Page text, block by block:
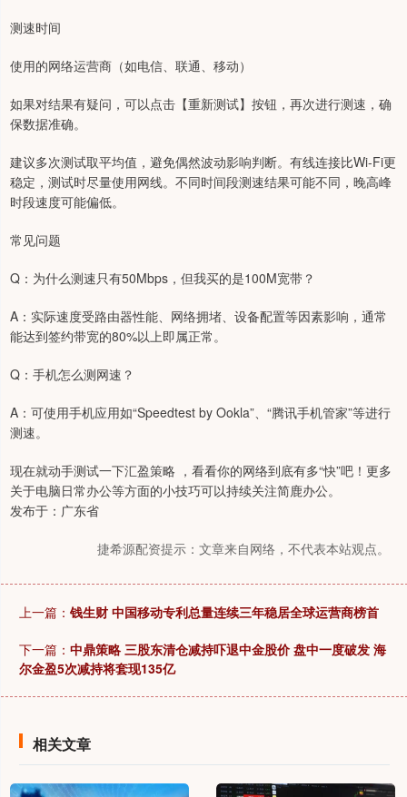
测速时间
使用的网络运营商（如电信、联通、移动）
如果对结果有疑问，可以点击【重新测试】按钮，再次进行测速，确
保数据准确。
建议多次测试取平均值，避免偶然波动影响判断。有线连接比Wi-Fi更
稳定，测试时尽量使用网线。不同时间段测速结果可能不同，晚高峰
时段速度可能偏低。
常见问题
Q：为什么测速只有50Mbps，但我买的是100M宽带？
A：实际速度受路由器性能、网络拥堵、设备配置等因素影响，通常
能达到签约带宽的80%以上即属正常。
Q：手机怎么测网速？
A：可使用手机应用如“Speedtest by Ookla”、“腾讯手机管家”等进行
测速。
现在就动手测试一下汇盈策略 ，看看你的网络到底有多“快”吧！更多
关于电脑日常办公等方面的小技巧可以持续关注简鹿办公。
发布于：广东省
捷希源配资提示：文章来自网络，不代表本站观点。
上一篇： 钱生财 中国移动专利总量连续三年稳居全球运营商榜首
下一篇： 中鼎策略 三股东清仓减持吓退中金股价 盘中一度破发 海
尔金盈5次减持将套现135亿
相关文章